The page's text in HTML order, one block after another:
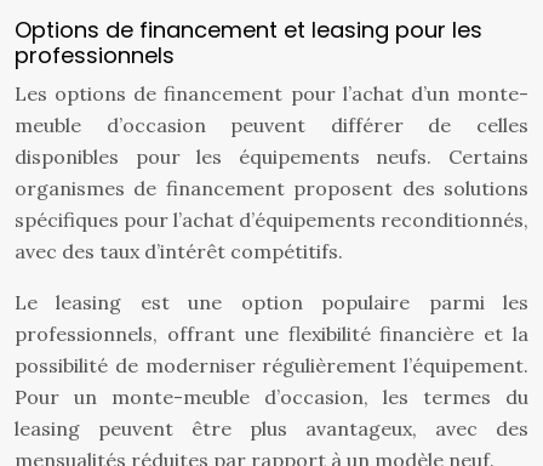
Options de financement et leasing pour les
professionnels
Les options de financement pour l’achat d’un monte-
meuble d’occasion peuvent différer de celles
disponibles pour les équipements neufs. Certains
organismes de financement proposent des solutions
spécifiques pour l’achat d’équipements reconditionnés,
avec des taux d’intérêt compétitifs.
Le leasing est une option populaire parmi les
professionnels, offrant une flexibilité financière et la
possibilité de moderniser régulièrement l’équipement.
Pour un monte-meuble d’occasion, les termes du
leasing peuvent être plus avantageux, avec des
mensualités réduites par rapport à un modèle neuf.